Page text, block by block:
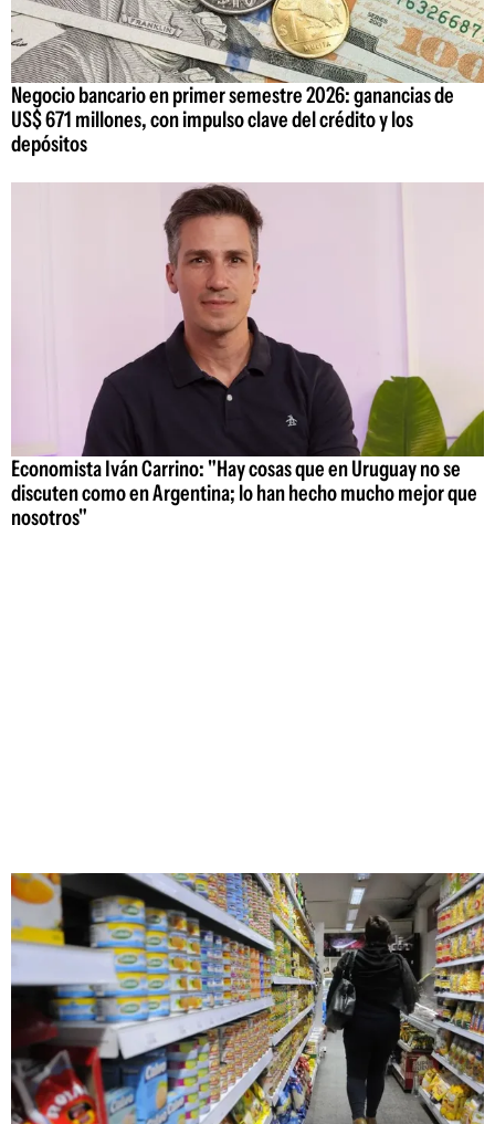
Negocio bancario en primer semestre 2026: ganancias de
US$ 671 millones, con impulso clave del crédito y los
depósitos
Economista Iván Carrino: "Hay cosas que en Uruguay no se
discuten como en Argentina; lo han hecho mucho mejor que
nosotros"